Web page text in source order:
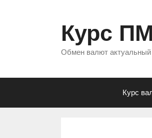
Курс
Обмен валют актуальный
Курс